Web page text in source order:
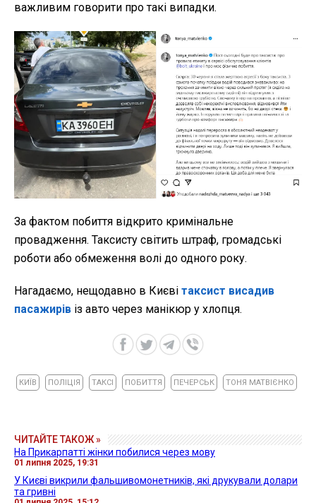
важливим говорити про такі випадки.
За фактом побиття відкрито кримінальне
провадження. Таксисту світить штраф, громадські
роботи або обмеження волі до одного року.
Нагадаємо, нещодавно в Києві таксист висадив
пасажирів із авто через манікюр у хлопця.
КИЇВ ПОЛІЦІЯ ТАКСІ ПОБИТТЯ ПЕЧЕРСЬК ТОНЯ МАТВІЄНКО
ЧИТАЙТЕ ТАКОЖ »
На Прикарпатті жінки побилися через мову
01 липня 2025, 19:31
У Києві викрили фальшивомонетників, які друкували долари
та гривні